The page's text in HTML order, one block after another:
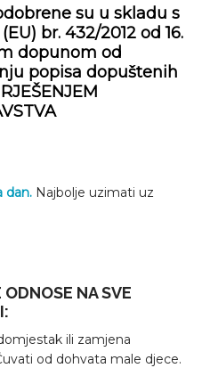
su u skladu s
br. 432/2012 od 16.
dopunom od
popisa dopuštenih
dan. Najbolje uzimati uz
NA SVE
ili zamjena
od dohvata male djece.